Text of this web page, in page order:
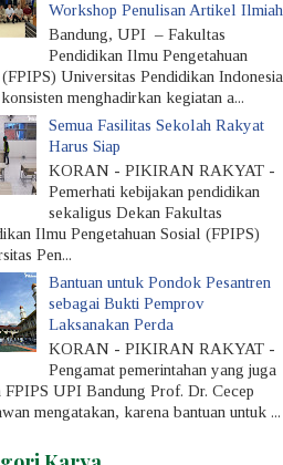
Workshop Penulisan Artikel Ilmiah
Bandung, UPI – Fakultas
Pendidikan Ilmu Pengetahuan
Universitas Pendidikan Indonesia
menghadirkan kegiatan a...
Semua Fasilitas Sekolah Rakyat
Harus Siap
KORAN - PIKIRAN RAKYAT -
Pemerhati kebijakan pendidikan
sekaligus Dekan Fakultas
Ilmu Pengetahuan Sosial (FPIPS)
Pen...
Bantuan untuk Pondok Pesantren
sebagai Bukti Pemprov
Laksanakan Perda
KORAN - PIKIRAN RAKYAT -
Pengamat pemerintahan yang juga
FPIPS UPI Bandung Prof. Dr. Cecep
menga­takan, karena bantuan untuk ...